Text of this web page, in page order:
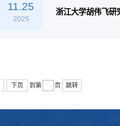
11.25
2025
浙江大学胡伟飞研
下页 到第 页 跳转